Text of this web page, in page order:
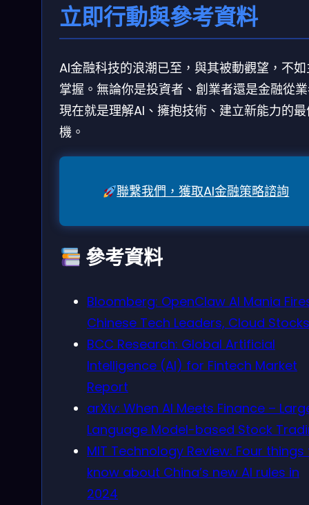
立即行動與參考資料
AI金融科技的浪潮已至，與其被動觀望，不
掌握。無論你是投資者、創業者還是金融從
現在就是理解AI、擁抱技術、建立新能力的
機。
聯繫我們，獲取AI金融策略諮詢
參考資料
Bloomberg: OpenClaw AI Mania
Chinese Tech Leaders, Cloud Stocks
BCC Research: Global Artificial
Intelligence (AI) for Fintech Market
Report
arXiv: When AI Meets Finance –
Language Model-based Stock
MIT Technology Review: Four things
know about China’s new AI rules in
2024